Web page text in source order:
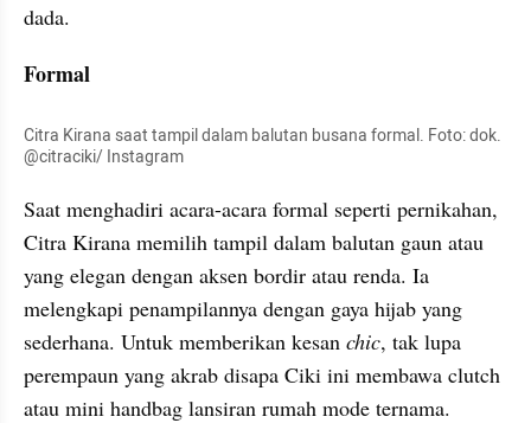
dada.
Formal
Citra Kirana saat tampil dalam balutan busana formal. Foto: dok.
@citraciki/ Instagram
Saat menghadiri acara-acara formal seperti pernikahan,
Citra Kirana memilih tampil dalam balutan gaun atau
yang elegan dengan aksen bordir atau renda. Ia
melengkapi penampilannya dengan gaya hijab yang
sederhana. Untuk memberikan kesan chic, tak lupa
perempaun yang akrab disapa Ciki ini membawa clutch
atau mini handbag lansiran rumah mode ternama.